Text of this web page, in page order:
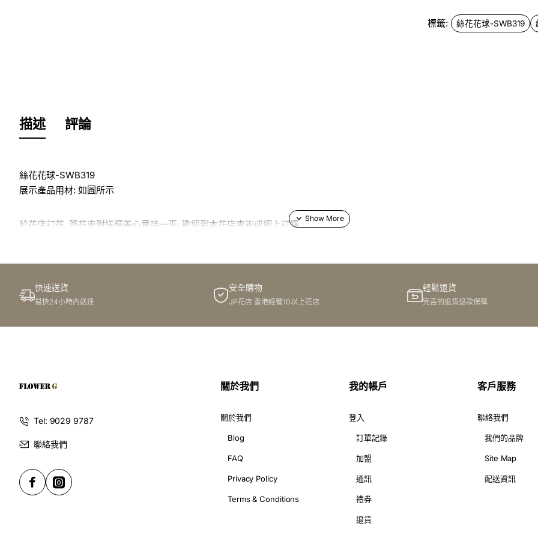
標籤: 絲花花球-SWB319
描述 評論
絲花花球-SWB319
展示產品用材: 如圖所示
於花店訂花, 隨花束附送精美心意咭一張, 歡迎到本花店查詢或網上訂購
此花束價格不適用於(情人節期間 4/2-16/2)
快速送貨
最快24小時內送達
安全購物
JP花店 香港經營10以上花店
輕鬆退貨
完善的退貨退款保障
Tel: 9029 9787
聯絡我們
關於我們
關於我們
Blog
FAQ
Privacy Policy
Terms & Conditions
我的帳戶
登入
訂單記錄
加盟
通訊
禮券
退貨
客戶服務
聯絡我們
我們的品牌
Site Map
配送資訊